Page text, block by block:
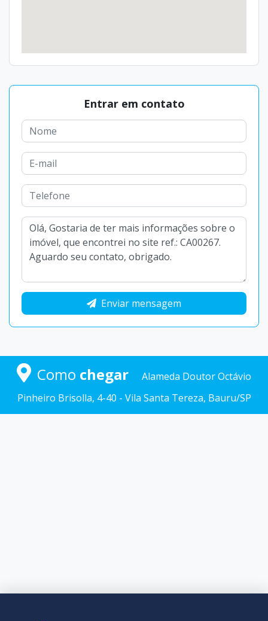
Entrar em contato
Enviar mensagem
Como chegar
Alameda Doutor Octávio
Pinheiro Brisolla, 4-40 - Vila Santa Tereza, Bauru/SP